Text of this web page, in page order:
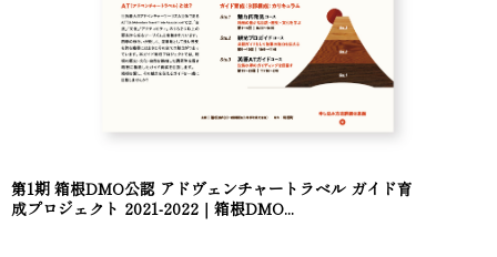
第1期 箱根DMO公認 アドヴェンチャートラベル ガイド育
成プロジェクト 2021-2022｜箱根DMO...